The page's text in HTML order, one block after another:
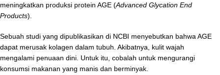
meningkatkan produksi protein AGE (Advanced Glycation End
Products).
Sebuah studi yang dipublikasikan di NCBI menyebutkan bahwa AGE
dapat merusak kolagen dalam tubuh. Akibatnya, kulit wajah
mengalami penuaan dini. Untuk itu, cobalah untuk mengurangi
konsumsi makanan yang manis dan berminyak.